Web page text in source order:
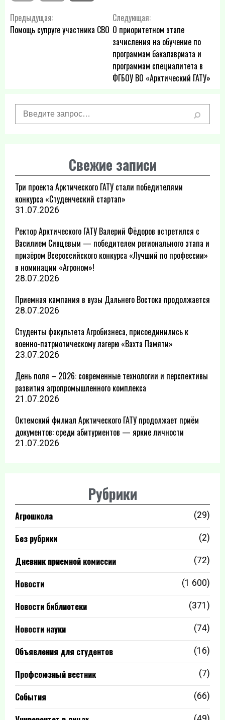
Навигация
Предыдущая:
Помощь супруге участника СВО
Следующая:
О приоритетном этапе
зачисления на обучение по
программам бакалавриата и
программам специалитета в
ФГБОУ ВО «Арктический ГАТУ»
Свежие записи
Три проекта Арктического ГАТУ стали победителями
конкурса «Студенческий стартап»
31.07.2026
Ректор Арктического ГАТУ Валерий Фёдоров встретился с
Василием Сивцевым — победителем регионального этапа и
призёром Всероссийского конкурса «Лучший по профессии»
в номинации «Агроном»!
28.07.2026
Приемная кампания в вузы Дальнего Востока продолжается
28.07.2026
Студенты факультета Агробизнеса, присоединились к
военно-патриотическому лагерю «Вахта Памяти»
23.07.2026
День поля – 2026: современные технологии и перспективы
развития агропромышленного комплекса
21.07.2026
Октемский филиал Арктического ГАТУ продолжает приём
документов: среди абитуриентов — яркие личности
21.07.2026
Рубрики
Агрошкола (29)
Без рубрики (2)
Дневник приемной комиссии (72)
Новости (1 600)
Новости библиотеки (371)
Новости науки (74)
Объявления для студентов (16)
Профсоюзный вестник (7)
События (66)